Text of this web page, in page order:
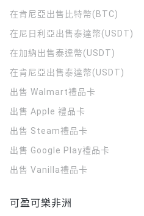
在肯尼亞出售比特幣(BTC)
在尼日利亞出售泰達幣(USDT)
在加納出售泰達幣(USDT)
在肯尼亞出售泰達幣(USDT)
出售 Walmart禮品卡
出售 Apple 禮品卡
出售 Steam禮品卡
出售 Google Play禮品卡
出售 Vanilla禮品卡
可盈可樂非洲